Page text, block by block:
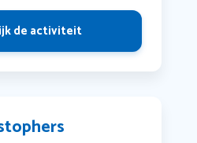
de activiteit